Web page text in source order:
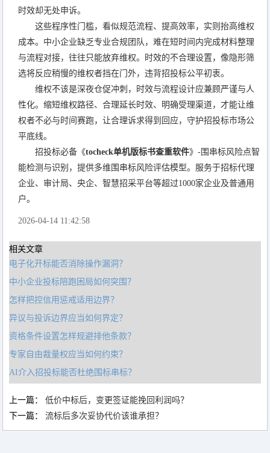
时效却无处申诉。
这些程序性门槛，看似规范流程、提高效率，实则抬高维权
成本。中小企业缺乏专业合规团队，难在短时间内完成材料整理
与流程对接，往往只能放弃维权。时效的不合理设置，像隐形筛
选将反应稍慢的维权者挡在门外，违背招投标公平初衷。
维权不该是深夜仓促冲刺，时效与流程设计应兼顾严谨与人
性化。缩短维权路径、合理延长时效、明确受理渠道，才能让维
权者不必与时间赛跑，让合理诉求得到回应，守护招投标市场公
平底线。
招投标必备《tocheck单机版标书查重软件》-围串标风险点智
能检测与识别，提供多维围串标风险评估模型。服务于招标代理
企业、审计局、央企、智慧招采平台等超过1000家企业及普通用
户。
2026-04-14 11:42:58
相关文章
电子化开标能否消除操作漏洞？
中小企业投标陪跑困局如何突围？
怎样把控信用惩戒适用边界？
异议与投诉边界应当如何界定？
资格条件设置怎样规避排他条款？
专家自由裁量权应当如何约束？
AI介入招投标能否杜绝围标串标？
上一篇：低价中标后，变更签证能挽回利润吗？
下一篇：流标后多次妥协代价该谁承担？